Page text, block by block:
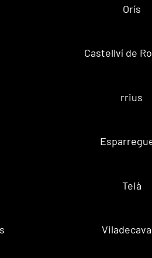
Orís
Castellví de
rrius
Teià